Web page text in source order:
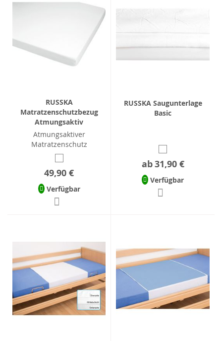
RUSSKA
Matratzenschutzbezug
Atmungsaktiv
Atmungsaktiver
Matratzenschutz
49,90 €
Verfügbar
RUSSKA Saugunterlage
Basic
ab31,90 €
Verfügbar